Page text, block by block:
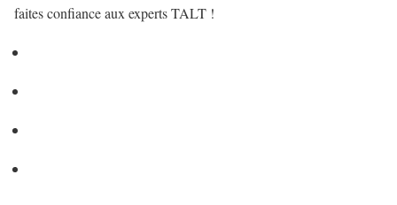
faites confiance aux experts TALT !